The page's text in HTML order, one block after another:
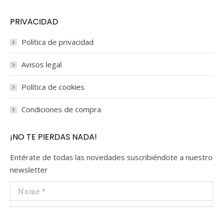
PRIVACIDAD
Política de privacidad
Avisos legal
Política de cookies
Condiciones de compra
¡NO TE PIERDAS NADA!
Entérate de todas las novedades suscribiéndote a nuestro
newsletter
Name *